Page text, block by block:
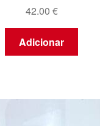
42.00 €
Adicionar